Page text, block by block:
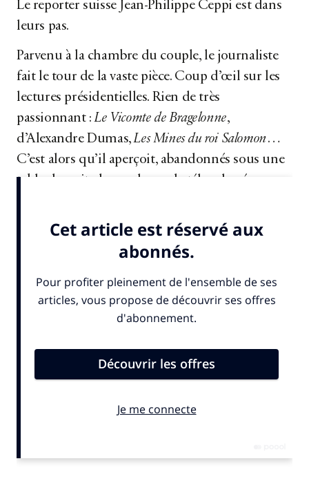
Le reporter suisse Jean-Philippe Ceppi est dans
leurs pas.
Parvenu à la chambre du couple, le journaliste
fait le tour de la vaste pièce. Coup d’œil sur les
lectures présidentielles. Rien de très
passionnant :Le Vicomte de Bragelonne,
d’Alexandre Dumas,Les Mines du roi Salomon…
C’est alors qu’il aperçoit, abandonnés sous une
table de nuit, des rouleaux de télex classés